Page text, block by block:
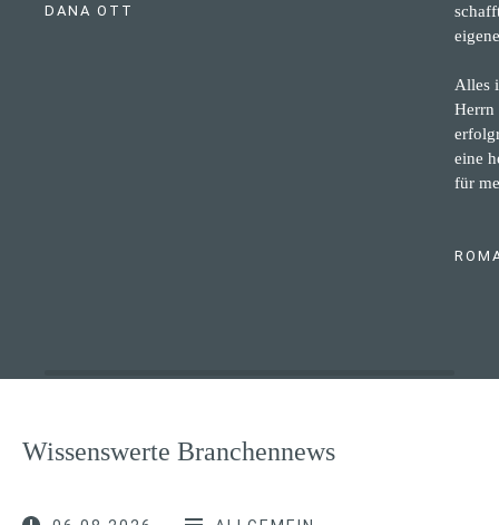
DANA OTT
Alles
Herrn
eine
für
Wissenswerte Branchennews